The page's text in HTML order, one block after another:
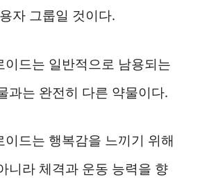
자 그룹일 것이다.
이드는 일반적으로 남용되는
과는 완전히 다른 약물이다.
이드는 행복감을 느끼기 위해
니라 체격과 운동 능력을 향